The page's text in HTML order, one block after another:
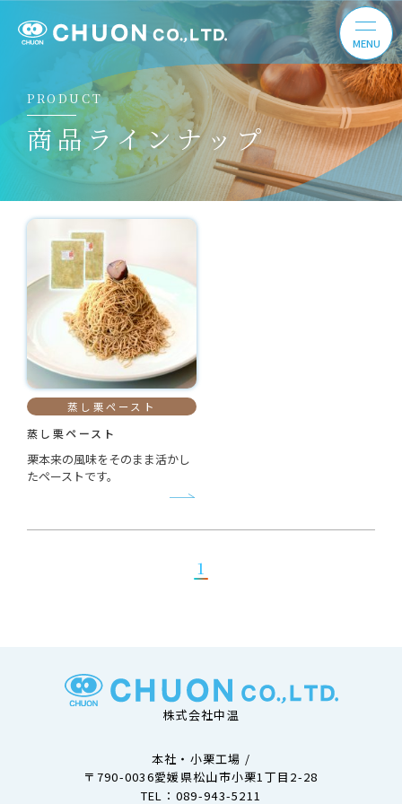
PRODUCT
商品ラインナップ
蒸し栗ペースト
蒸し栗ペースト
栗本来の風味をそのまま活かし
たペーストです。
1
株式会社中温
本社・小栗工場 /
〒790-0036愛媛県松山市小栗1丁目2-28
TEL： 089-943-5211